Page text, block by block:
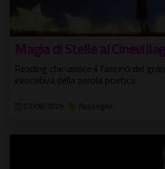
Magia di Stelle al
Reading che unisce il fascino del
evocativa della parola poetica
03/08/2026 Rassegne